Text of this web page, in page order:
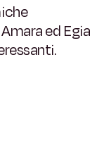
Amara ed Egia